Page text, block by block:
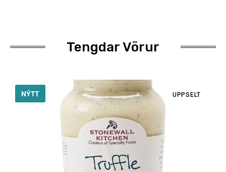
Tengdar Vörur
UPPSELT
NÝTT